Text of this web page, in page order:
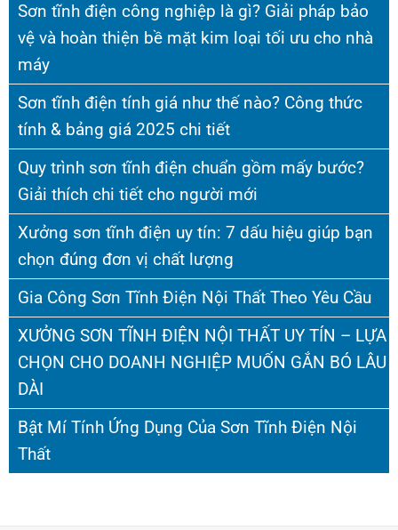
Sơn tĩnh điện công nghiệp là gì? Giải pháp bảo
vệ và hoàn thiện bề mặt kim loại tối ưu cho nhà
máy
Sơn tĩnh điện tính giá như thế nào? Công thức
tính & bảng giá 2025 chi tiết
Quy trình sơn tĩnh điện chuẩn gồm mấy bước?
Giải thích chi tiết cho người mới
Xưởng sơn tĩnh điện uy tín: 7 dấu hiệu giúp bạn
chọn đúng đơn vị chất lượng
Gia Công Sơn Tĩnh Điện Nội Thất Theo Yêu Cầu
XƯỞNG SƠN TĨNH ĐIỆN NỘI THẤT UY TÍN – LỰA
CHỌN CHO DOANH NGHIỆP MUỐN GẮN BÓ LÂU
DÀI
Bật Mí Tính Ứng Dụng Của Sơn Tĩnh Điện Nội
Thất